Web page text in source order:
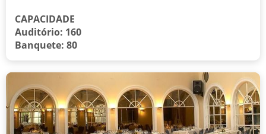
CAPACIDADE
Auditório: 160
Banquete: 80